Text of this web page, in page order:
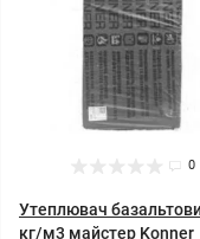
0
Утеплювач
кг/м3 майстер Konner